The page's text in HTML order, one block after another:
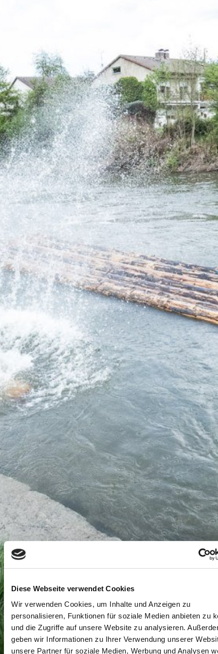
Diese Webseite verwendet Cookies
Wir verwenden Cookies, um Inhalte und Anzeigen zu
personalisieren, Funktionen für soziale Medien anbieten zu
und die Zugriffe auf unsere Website zu analysieren.
geben wir Informationen zu Ihrer Verwendung unserer
unsere Partner für soziale Medien, Werbung und Analysen